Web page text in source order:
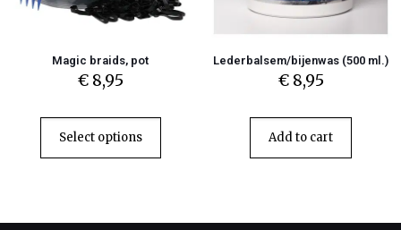
Magic braids, pot
€8,95
Select options
Lederbalsem/bijenwas (500 ml.)
€8,95
Add to cart